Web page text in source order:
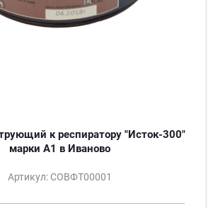
к респиратору "Исток-300"
марки А1 в Иваново
Артикул: СОВФТ00001